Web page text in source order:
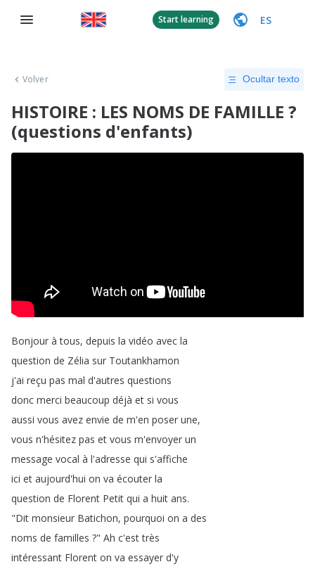
Start learning ES
Volver Ocultar texto
HISTOIRE : LES NOMS DE FAMILLE ?
(questions d'enfants)
Bonjour à tous, depuis la vidéo avec la
question de Zélia sur Toutankhamon
j'ai reçu pas mal d'autres questions
donc merci beaucoup déjà et si vous
aussi vous avez envie de m'en poser une,
vous n'hésitez pas et vous m'envoyer un
message vocal à l'adresse qui s'affiche
ici et aujourd'hui on va écouter la
question de Florent Petit qui a huit ans.
"Dit monsieur Batichon, pourquoi on a des
noms de familles ?" Ah c'est très
intéressant Florent on va essayer d'y